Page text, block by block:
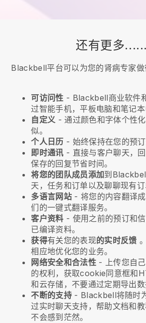
还有更多......
Blackbell平台可以为您的肾病专家做
可访问性 - Blackbell商业软件
过智能手机，平板电脑和笔记本
自定义 - 通过颜色和字体个性
似。
个人日历 - 始终保持在您的预订
即时通讯 - 直接与客户聊天，
保存的回复节省时间。
将您的团队成员添加到
天，任务和订单以及聊聊现有订
多语言网站 - 将您的内容翻译
们的一键式翻译服务。
客户资料 - 使用之前的预订和
已编译资料。
获得有关您的表现的实时反馈
相应地优化您的业务。
网络安全和合法性- 上传您自己
的权利，获取cookie同意框和
和云存储，不要通过定期导出数
不断的支持 - Blackbell将随时
过实时聊天支持，帮助文档和
不会感到茫然。